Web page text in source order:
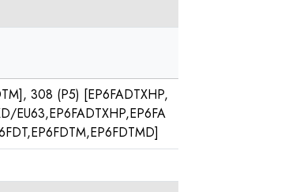
308 (P5) [EP6FADTXHP,
EU63,EP6FADTXHP,EP6FA